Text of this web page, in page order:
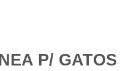
P/ GATOS